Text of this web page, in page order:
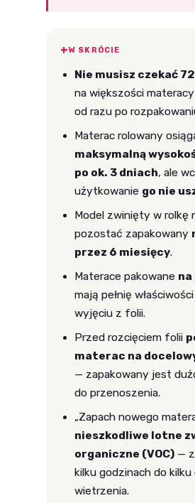
W SKRÓCIE
Nie musisz czekać
na większości
od razu po
Materac rolowany
maksymalną
po ok. 3 dniach, ale
użytkowanie go nie
Model zwinięty w rolkę
pozostać zapakowany
przez 6 miesięcy.
Materace pakowane na
mają pełnię
wyjęciu z folii.
Przed rozcięciem folii
materac na
— zapakowany jest
do przenoszenia.
„Zapach nowego
nieszkodliwe lotne
organiczne (VOC) —
kilku godzinach do kilku
wietrzenia.